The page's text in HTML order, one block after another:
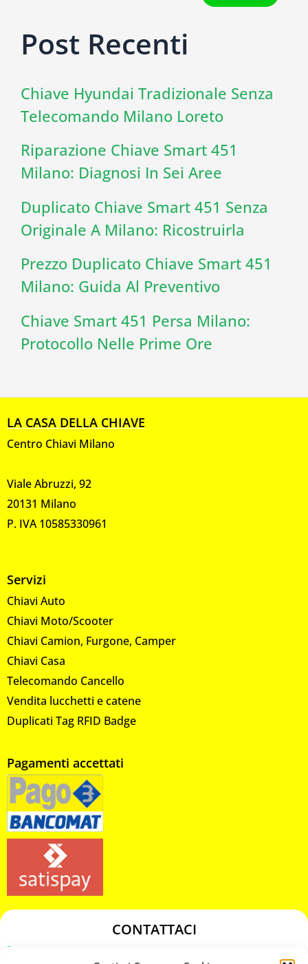
Post Recenti
Chiave Hyundai Tradizionale Senza
Telecomando Milano Loreto
Riparazione Chiave Smart 451
Milano: Diagnosi In Sei Aree
Duplicato Chiave Smart 451 Senza
Originale A Milano: Ricostruirla
Prezzo Duplicato Chiave Smart 451
Milano: Guida Al Preventivo
Chiave Smart 451 Persa Milano:
Protocollo Nelle Prime Ore
LA CASA DELLA CHIAVE
Centro Chiavi Milano
Viale Abruzzi, 92
20131 Milano
P. IVA 10585330961
Servizi
Chiavi Auto
Chiavi Moto/Scooter
Chiavi Camion, Furgone, Camper
Chiavi Casa
Telecomando Cancello
Vendita lucchetti e catene
Duplicati Tag RFID Badge
Pagamenti accettati
CONTATTACI